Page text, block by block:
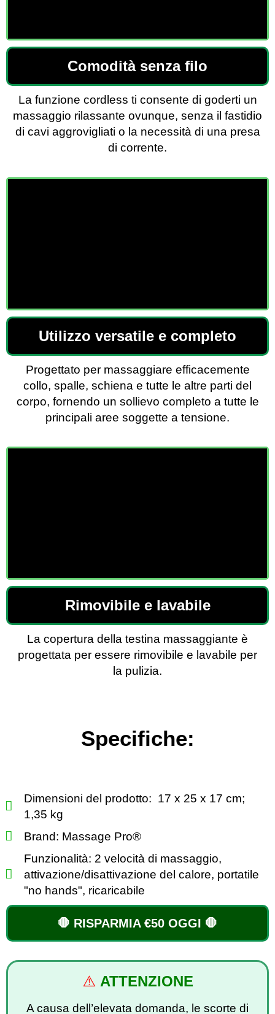
Comodità senza filo
La funzione cordless ti consente di goderti un
massaggio rilassante ovunque, senza il fastidio
di cavi aggrovigliati o la necessità di una presa
di corrente.
Utilizzo versatile e completo
Progettato per massaggiare efficacemente
collo, spalle, schiena e tutte le altre parti del
corpo, fornendo un sollievo completo a tutte le
principali aree soggette a tensione.
Rimovibile e lavabile
La copertura della testina massaggiante è
progettata per essere rimovibile e lavabile per
la pulizia.
Specifiche:
Dimensioni del prodotto: ‎ 17 x 25 x 17 cm;
1,35 kg
Brand: ‎Massage Pro®️
Funzionalità: 2 velocità di massaggio,
attivazione/disattivazione del calore, portatile
"no hands", ricaricabile
🛑 RISPARMIA €50 OGGI 🛑
⚠️ ATTENZIONE
A causa dell’elevata domanda, le scorte di